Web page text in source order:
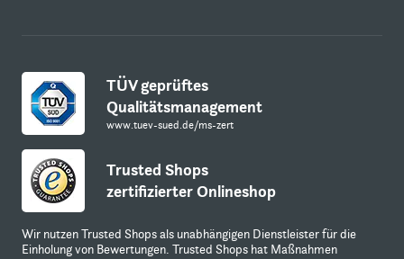
TÜV geprüftes
Qualitätsmanagement
www.tuev-sued.de/ms-zert
Trusted Shops
zertifizierter Onlineshop
Wir nutzen Trusted Shops als unabhängigen Dienstleister für die
Einholung von Bewertungen. Trusted Shops hat Maßnahmen